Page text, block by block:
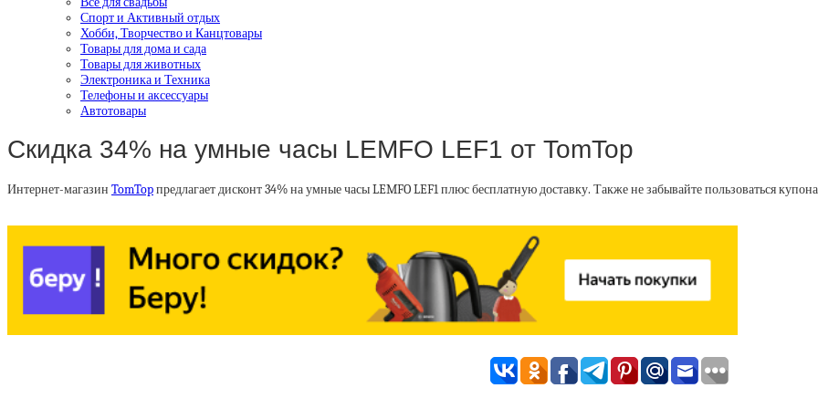
Спорт и Активный отдых
Хобби, Творчество и Канцтовары
Товары для дома и сада
Товары для животных
Электроника и Техника
Телефоны и аксессуары
Автотовары
Скидка 34% на умные часы LEMFO LEF1 от TomTop
Интернет-магазин TomTopпредлагает дисконт 34% на умные часы LEMFO LEF1 плюс бесплатную доставку. Также не забывайте пользоваться